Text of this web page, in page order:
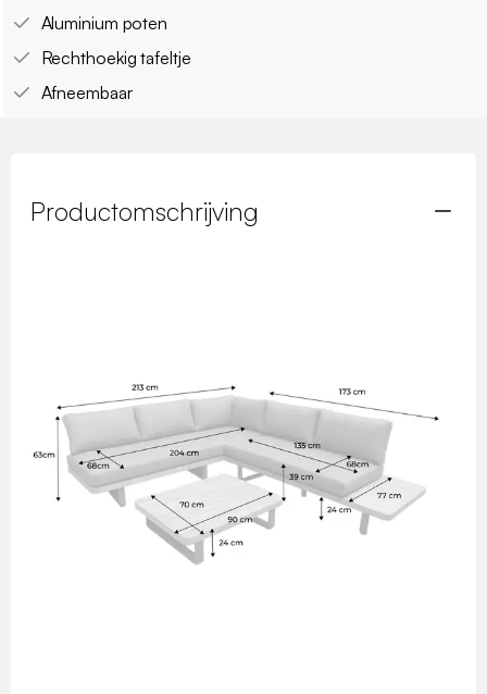
Aluminium poten
Rechthoekig tafeltje
Afneembaar
Productomschrijving